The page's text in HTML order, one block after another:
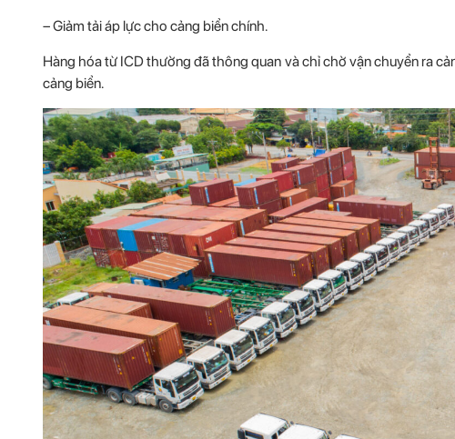
– Giảm tải áp lực cho cảng biển chính.
Hàng hóa từ ICD thường đã thông quan và chỉ chờ vận chuyển ra
cảng biển.